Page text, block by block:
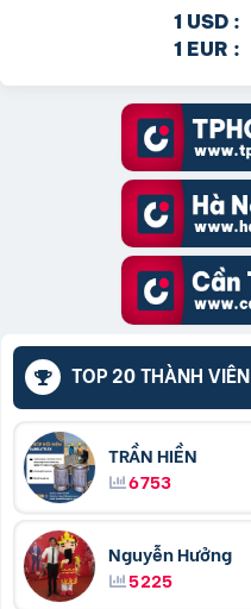
1 USD :
1 EUR :
TOP 20 THÀNH VIÊN
TRẦN HIỀN
6753
Nguyễn Hưởng
5225